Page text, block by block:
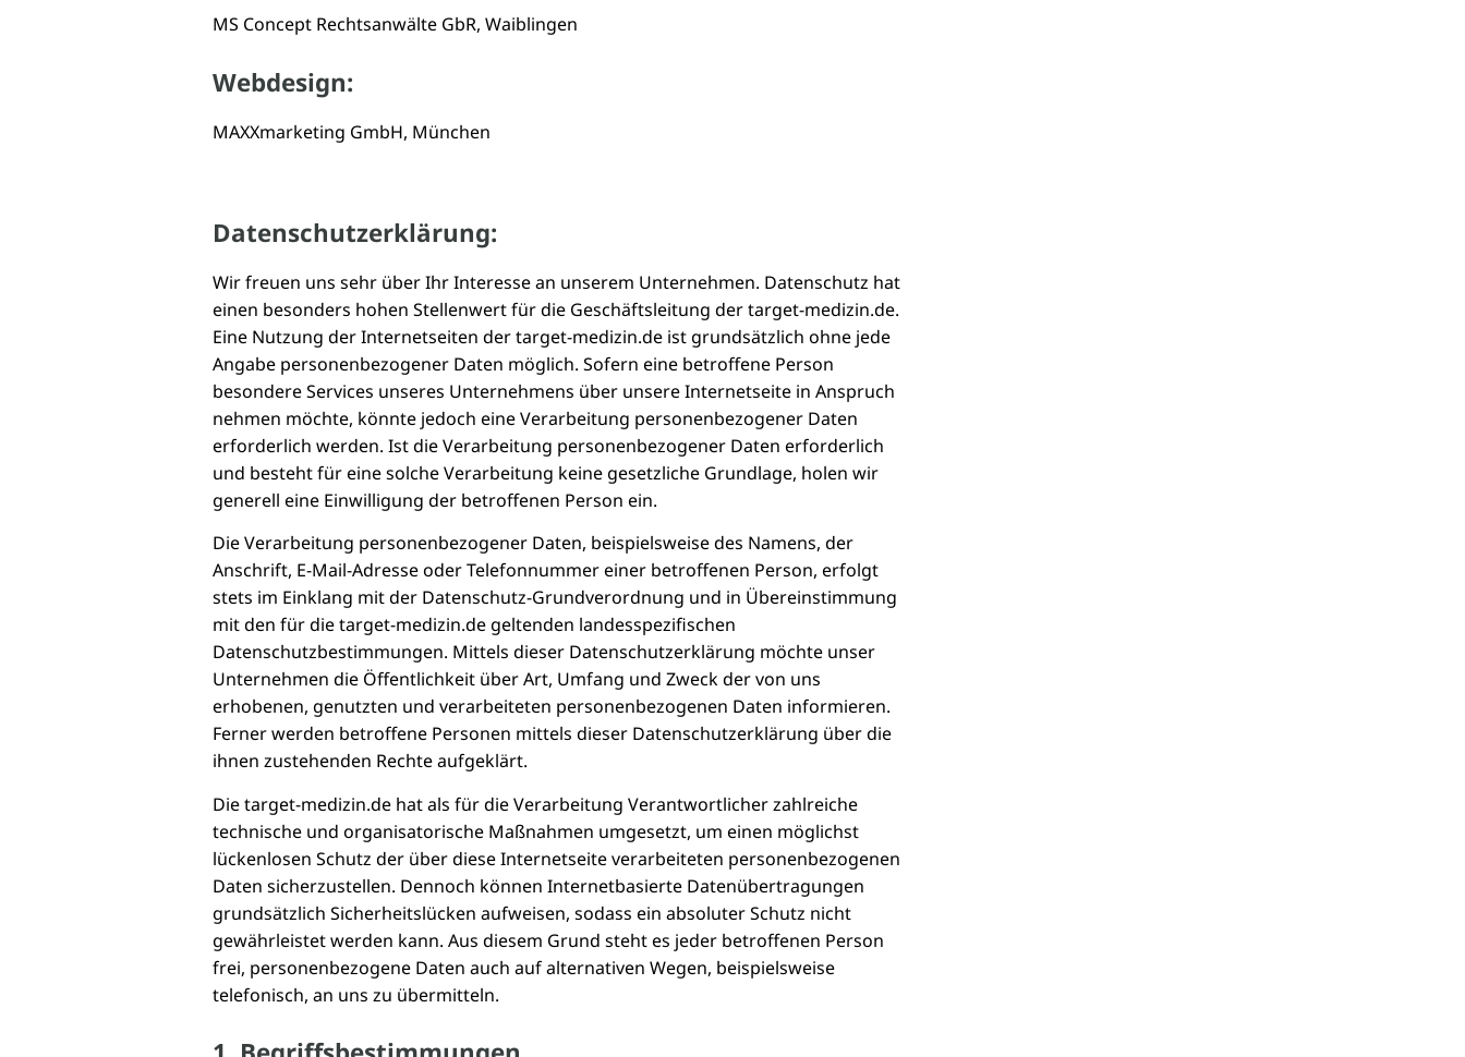
MS Concept Rechtsanwälte GbR, Waiblingen
Webdesign:
MAXXmarketing GmbH, München
Datenschutzerklärung:
Wir freuen uns sehr über Ihr Interesse an unserem Unternehmen. Datenschutz hat
einen besonders hohen Stellenwert für die Geschäftsleitung der target-medizin.de.
Eine Nutzung der Internetseiten der target-medizin.de ist grundsätzlich ohne jede
Angabe personenbezogener Daten möglich. Sofern eine betroffene Person
besondere Services unseres Unternehmens über unsere Internetseite in Anspruch
nehmen möchte, könnte jedoch eine Verarbeitung personenbezogener Daten
erforderlich werden. Ist die Verarbeitung personenbezogener Daten erforderlich
und besteht für eine solche Verarbeitung keine gesetzliche Grundlage, holen wir
generell eine Einwilligung der betroffenen Person ein.
Die Verarbeitung personenbezogener Daten, beispielsweise des Namens, der
Anschrift, E-Mail-Adresse oder Telefonnummer einer betroffenen Person, erfolgt
stets im Einklang mit der Datenschutz-Grundverordnung und in Übereinstimmung
mit den für die target-medizin.de geltenden landesspezifischen
Datenschutzbestimmungen. Mittels dieser Datenschutzerklärung möchte unser
Unternehmen die Öffentlichkeit über Art, Umfang und Zweck der von uns
erhobenen, genutzten und verarbeiteten personenbezogenen Daten informieren.
Ferner werden betroffene Personen mittels dieser Datenschutzerklärung über die
ihnen zustehenden Rechte aufgeklärt.
Die target-medizin.de hat als für die Verarbeitung Verantwortlicher zahlreiche
technische und organisatorische Maßnahmen umgesetzt, um einen möglichst
lückenlosen Schutz der über diese Internetseite verarbeiteten personenbezogenen
Daten sicherzustellen. Dennoch können Internetbasierte Datenübertragungen
grundsätzlich Sicherheitslücken aufweisen, sodass ein absoluter Schutz nicht
gewährleistet werden kann. Aus diesem Grund steht es jeder betroffenen Person
frei, personenbezogene Daten auch auf alternativen Wegen, beispielsweise
telefonisch, an uns zu übermitteln.